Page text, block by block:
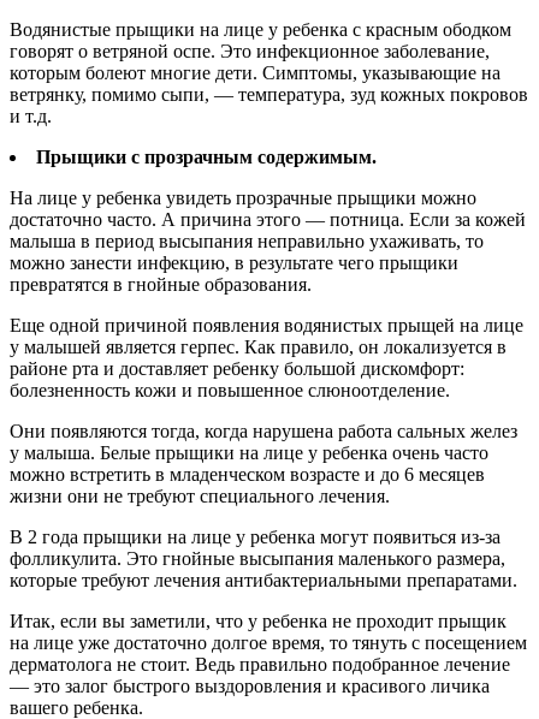
Водянистые прыщики на лице у ребенка с красным ободком
говорят о ветряной оспе. Это инфекционное заболевание,
которым болеют многие дети. Симптомы, указывающие на
ветрянку, помимо сыпи, — температура, зуд кожных покровов
и т.д.
Прыщики с прозрачным содержимым.
На лице у ребенка увидеть прозрачные прыщики можно
достаточно часто. А причина этого — потница. Если за кожей
малыша в период высыпания неправильно ухаживать, то
можно занести инфекцию, в результате чего прыщики
превратятся в гнойные образования.
Еще одной причиной появления водянистых прыщей на лице
у малышей является герпес. Как правило, он локализуется в
районе рта и доставляет ребенку большой дискомфорт:
болезненность кожи и повышенное слюноотделение.
Они появляются тогда, когда нарушена работа сальных желез
у малыша. Белые прыщики на лице у ребенка очень часто
можно встретить в младенческом возрасте и до 6 месяцев
жизни они не требуют специального лечения.
В 2 года прыщики на лице у ребенка могут появиться из-за
фолликулита. Это гнойные высыпания маленького размера,
которые требуют лечения антибактериальными препаратами.
Итак, если вы заметили, что у ребенка не проходит прыщик
на лице уже достаточно долгое время, то тянуть с посещением
дерматолога не стоит. Ведь правильно подобранное лечение
— это залог быстрого выздоровления и красивого личика
вашего ребенка.